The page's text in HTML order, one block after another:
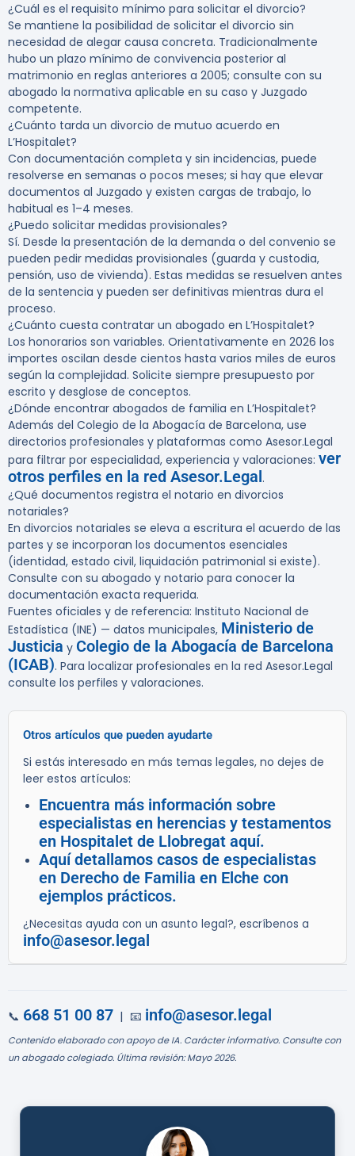
¿Cuál es el requisito mínimo para solicitar el divorcio?
Se mantiene la posibilidad de solicitar el divorcio sin
necesidad de alegar causa concreta. Tradicionalmente
hubo un plazo mínimo de convivencia posterior al
matrimonio en reglas anteriores a 2005; consulte con su
abogado la normativa aplicable en su caso y Juzgado
competente.
¿Cuánto tarda un divorcio de mutuo acuerdo en
L’Hospitalet?
Con documentación completa y sin incidencias, puede
resolverse en semanas o pocos meses; si hay que elevar
documentos al Juzgado y existen cargas de trabajo, lo
habitual es 1–4 meses.
¿Puedo solicitar medidas provisionales?
Sí. Desde la presentación de la demanda o del convenio se
pueden pedir medidas provisionales (guarda y custodia,
pensión, uso de vivienda). Estas medidas se resuelven antes
de la sentencia y pueden ser definitivas mientras dura el
proceso.
¿Cuánto cuesta contratar un abogado en L’Hospitalet?
Los honorarios son variables. Orientativamente en 2026 los
importes oscilan desde cientos hasta varios miles de euros
según la complejidad. Solicite siempre presupuesto por
escrito y desglose de conceptos.
¿Dónde encontrar abogados de familia en L’Hospitalet?
Además del Colegio de la Abogacía de Barcelona, use
directorios profesionales y plataformas como Asesor.Legal
para filtrar por especialidad, experiencia y valoraciones: ver
otros perfiles en la red Asesor.Legal.
¿Qué documentos registra el notario en divorcios
notariales?
En divorcios notariales se eleva a escritura el acuerdo de las
partes y se incorporan los documentos esenciales
(identidad, estado civil, liquidación patrimonial si existe).
Consulte con su abogado y notario para conocer la
documentación exacta requerida.
Fuentes oficiales y de referencia: Instituto Nacional de
Estadística (INE) — datos municipales, Ministerio de
Justicia y Colegio de la Abogacía de Barcelona
(ICAB). Para localizar profesionales en la red Asesor.Legal
consulte los perfiles y valoraciones.
Otros artículos que pueden ayudarte
Si estás interesado en más temas legales, no dejes de
leer estos artículos:
Encuentra más información sobre
especialistas en herencias y testamentos
en Hospitalet de Llobregat aquí.
Aquí detallamos casos de especialistas
en Derecho de Familia en Elche con
ejemplos prácticos.
¿Necesitas ayuda con un asunto legal?, escríbenos a
info@asesor.legal
📞 668 51 00 87 | 📧 info@asesor.legal
Contenido elaborado con apoyo de IA. Carácter informativo. Consulte con
un abogado colegiado. Última revisión: Mayo 2026.